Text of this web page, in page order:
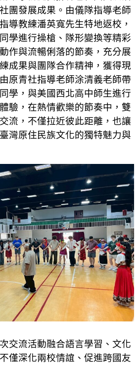
團發展成果。由儀隊指導老師
導教練潘英寬先生特地返校，
學進行操槍、隊形變換等精彩
作與流暢俐落的節奏，充分展
成果與團隊合作精神，獲得現
原青社指導老師涂清義老師帶
學，與美國西北高中師生進行
驗，在熱情歡樂的節奏中，雙
流，不僅拉近彼此距離，也讓
灣原住民族文化的獨特魅力與
交流活動融合語言學習、文化
僅深化兩校情誼、促進跨國友